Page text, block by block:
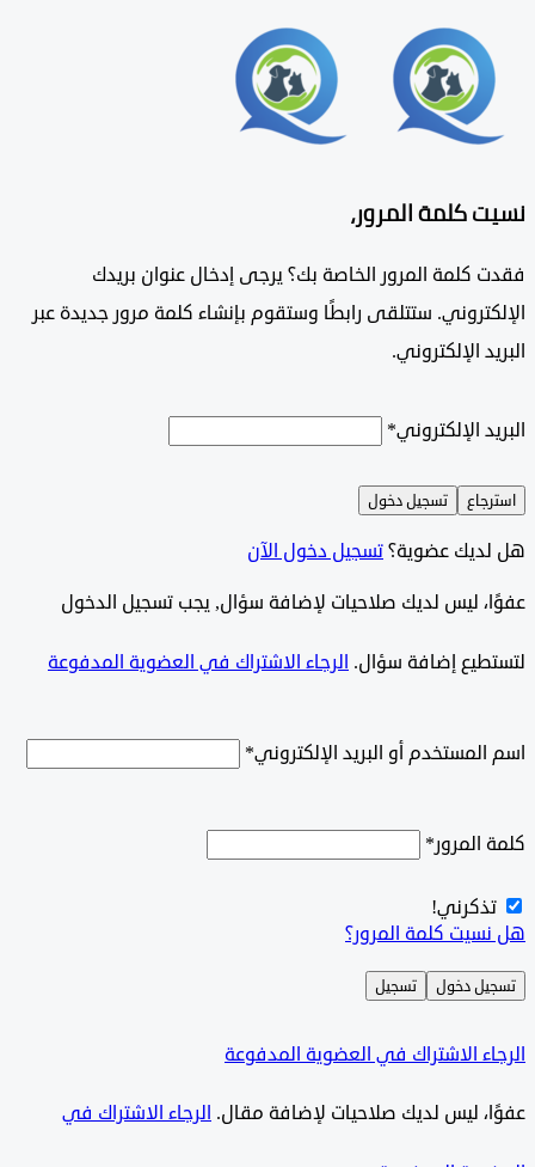
كلمة المرور،
كلمة المرور الخاصة بك؟ يرجى إدخال عنوان بريدك
ستتلقى رابطًا وستقوم بإنشاء كلمة مرور جديدة عبر
الإلكتروني.
الإلكتروني*
تسجيل دخول
عضوية؟تسجيل دخول الآن
ليس لديك صلاحيات لإضافة سؤال, يجب تسجيل الدخول
إضافة سؤال.الرجاء الاشتراك في العضوية المدفوعة
أو البريد الإلكتروني*
*
كلمة المرور؟
دخول تسجيل
الاشتراك في العضوية المدفوعة
ليس لديك صلاحيات لإضافة مقال.الرجاء الاشتراك في